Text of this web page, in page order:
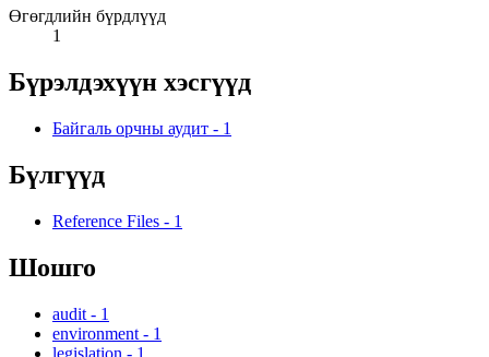
Өгөгдлийн бүрдлүүд
1
Бүрэлдэхүүн хэсгүүд
Байгаль орчны аудит - 1
Бүлгүүд
Reference Files - 1
Шошго
audit - 1
environment - 1
legislation - 1